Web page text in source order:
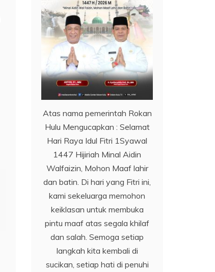
Atas nama pemerintah Rokan
Hulu Mengucapkan : Selamat
Hari Raya Idul Fitri 1Syawal
1447 Hijiriah Minal Aidin
Walfaizin, Mohon Maaf lahir
dan batin. Di hari yang Fitri ini,
kami sekeluarga memohon
keiklasan untuk membuka
pintu maaf atas segala khilaf
dan salah. Semoga setiap
langkah kita kembali di
sucikan, setiap hati di penuhi